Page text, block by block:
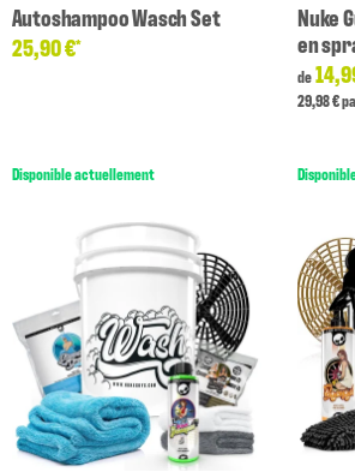
Autoshampoo Wasch Set
25,90 €*
Disponible actuellement
Nuke
en
de
29,98 €